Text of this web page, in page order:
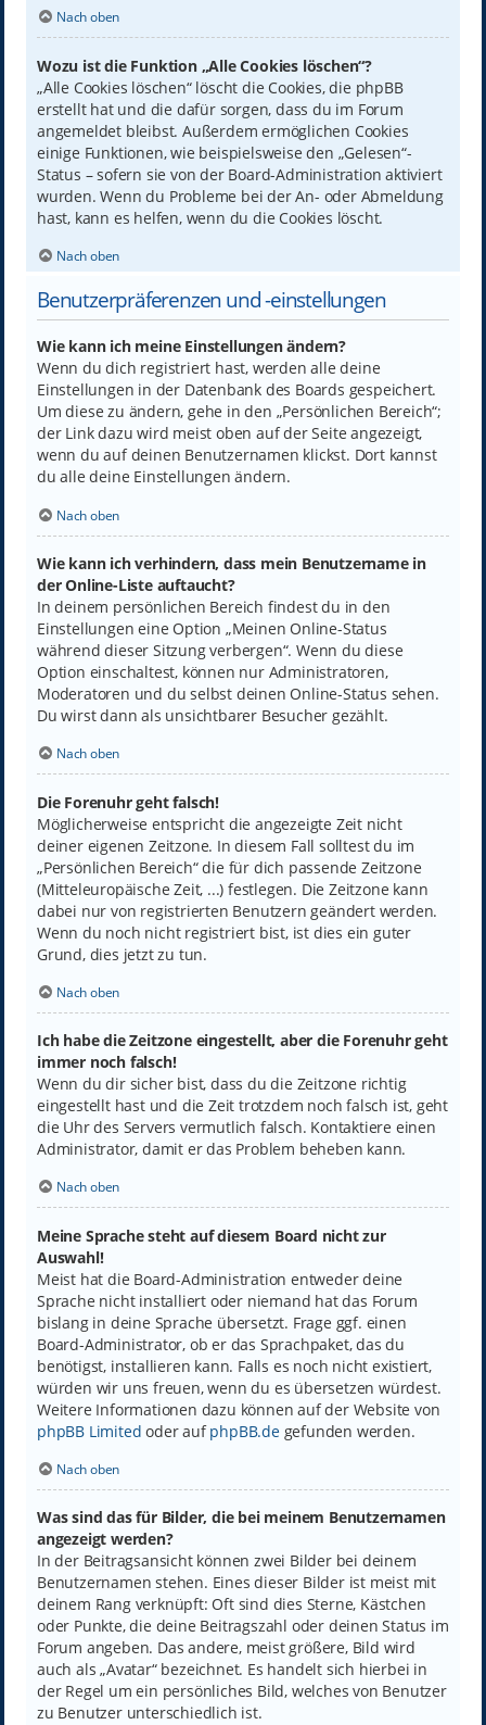
Nach oben
Wozu ist die Funktion „Alle Cookies löschen“?
„Alle Cookies löschen“ löscht die Cookies, die phpBB
erstellt hat und die dafür sorgen, dass du im Forum
angemeldet bleibst. Außerdem ermöglichen Cookies
einige Funktionen, wie beispielsweise den „Gelesen“-
Status – sofern sie von der Board-Administration aktiviert
wurden. Wenn du Probleme bei der An- oder Abmeldung
hast, kann es helfen, wenn du die Cookies löscht.
Nach oben
Benutzerpräferenzen und -einstellungen
Wie kann ich meine Einstellungen ändern?
Wenn du dich registriert hast, werden alle deine
Einstellungen in der Datenbank des Boards gespeichert.
Um diese zu ändern, gehe in den „Persönlichen Bereich“;
der Link dazu wird meist oben auf der Seite angezeigt,
wenn du auf deinen Benutzernamen klickst. Dort kannst
du alle deine Einstellungen ändern.
Nach oben
Wie kann ich verhindern, dass mein Benutzername in
der Online-Liste auftaucht?
In deinem persönlichen Bereich findest du in den
Einstellungen eine Option „Meinen Online-Status
während dieser Sitzung verbergen“. Wenn du diese
Option einschaltest, können nur Administratoren,
Moderatoren und du selbst deinen Online-Status sehen.
Du wirst dann als unsichtbarer Besucher gezählt.
Nach oben
Die Forenuhr geht falsch!
Möglicherweise entspricht die angezeigte Zeit nicht
deiner eigenen Zeitzone. In diesem Fall solltest du im
„Persönlichen Bereich“ die für dich passende Zeitzone
(Mitteleuropäische Zeit, ...) festlegen. Die Zeitzone kann
dabei nur von registrierten Benutzern geändert werden.
Wenn du noch nicht registriert bist, ist dies ein guter
Grund, dies jetzt zu tun.
Nach oben
Ich habe die Zeitzone eingestellt, aber die Forenuhr geht
immer noch falsch!
Wenn du dir sicher bist, dass du die Zeitzone richtig
eingestellt hast und die Zeit trotzdem noch falsch ist, geht
die Uhr des Servers vermutlich falsch. Kontaktiere einen
Administrator, damit er das Problem beheben kann.
Nach oben
Meine Sprache steht auf diesem Board nicht zur
Auswahl!
Meist hat die Board-Administration entweder deine
Sprache nicht installiert oder niemand hat das Forum
bislang in deine Sprache übersetzt. Frage ggf. einen
Board-Administrator, ob er das Sprachpaket, das du
benötigst, installieren kann. Falls es noch nicht existiert,
würden wir uns freuen, wenn du es übersetzen würdest.
Weitere Informationen dazu können auf der Website von
phpBB Limited oder aufphpBB.degefunden werden.
Nach oben
Was sind das für Bilder, die bei meinem Benutzernamen
angezeigt werden?
In der Beitragsansicht können zwei Bilder bei deinem
Benutzernamen stehen. Eines dieser Bilder ist meist mit
deinem Rang verknüpft: Oft sind dies Sterne, Kästchen
oder Punkte, die deine Beitragszahl oder deinen Status im
Forum angeben. Das andere, meist größere, Bild wird
auch als „Avatar“ bezeichnet. Es handelt sich hierbei in
der Regel um ein persönliches Bild, welches von Benutzer
zu Benutzer unterschiedlich ist.